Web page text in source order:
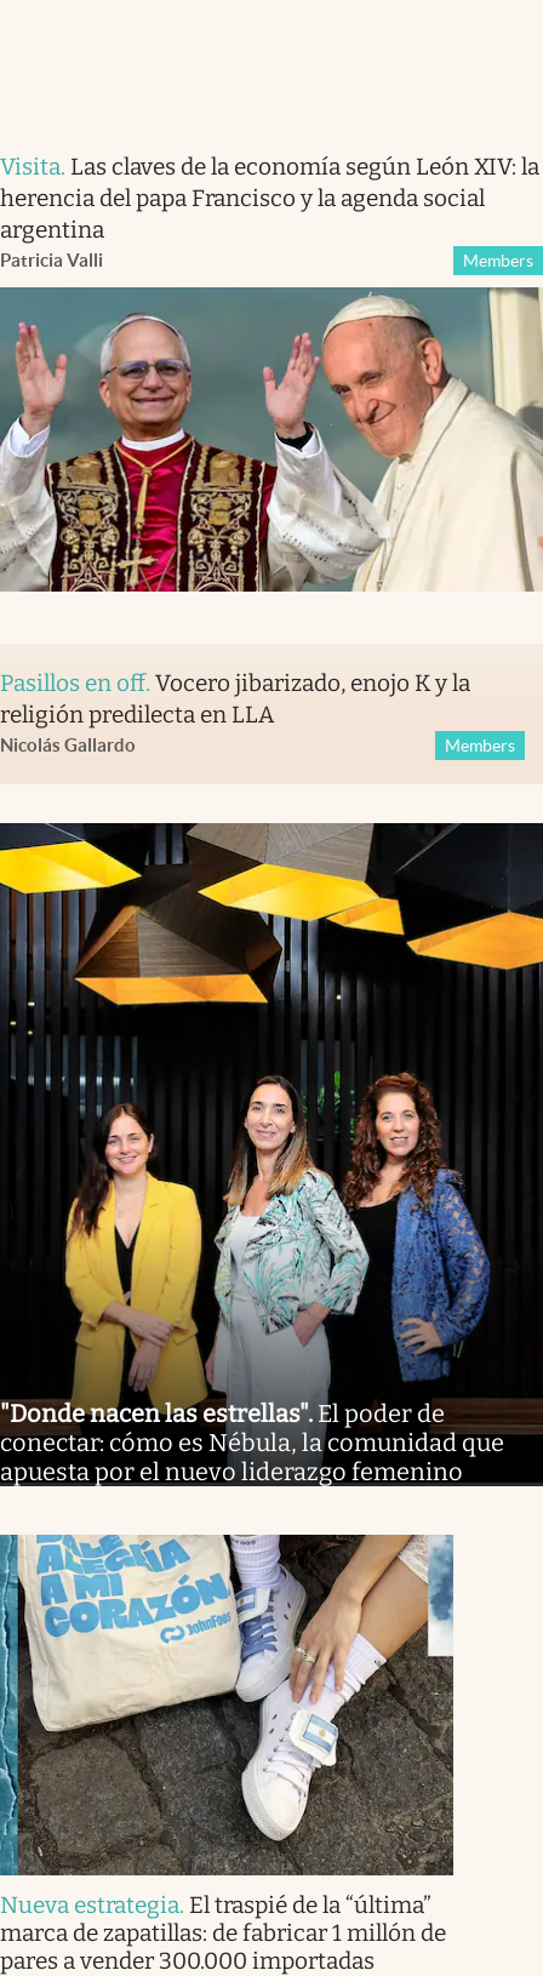
Visita. Las claves de la economía según León XIV: la
herencia del papa Francisco y la agenda social
argentina
Patricia Valli Members
Pasillos en off. Vocero jibarizado, enojo K y la
religión predilecta en LLA
Nicolás Gallardo Members
"Donde nacen las estrellas". El poder de
conectar: cómo es Nébula, la comunidad que
apuesta por el nuevo liderazgo femenino
Nueva estrategia. El traspié de la “última”
marca de zapatillas: de fabricar 1 millón de
pares a vender 300.000 importadas